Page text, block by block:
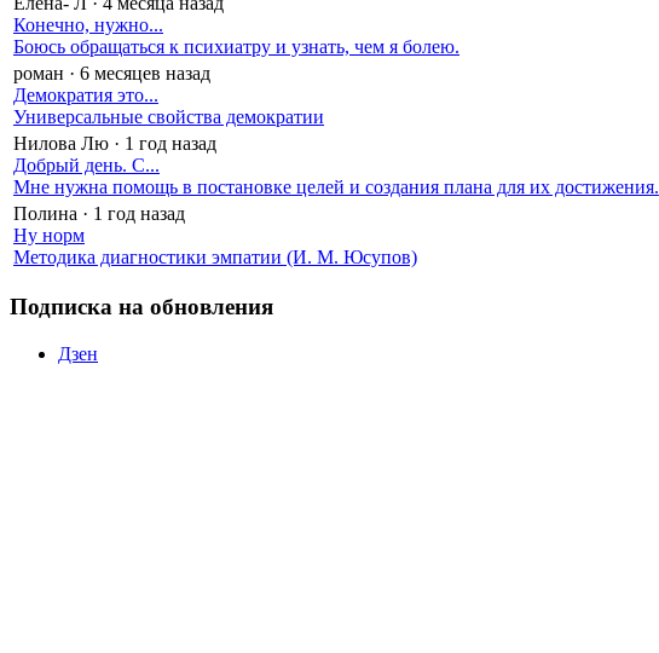
Конечно, нужно...
Боюсь обращаться к психиатру и узнать, чем я болею.
роман · 6 месяцев назад
Демократия это...
Универсальные свойства демократии
Нилова Лю · 1 год назад
Добрый день. С...
Мне нужна помощь в постановке целей и создания плана для их достижения.
Полина · 1 год назад
Ну норм
Методика диагностики эмпатии (И. М. Юсупов)
Подписка на обновления
Дзен